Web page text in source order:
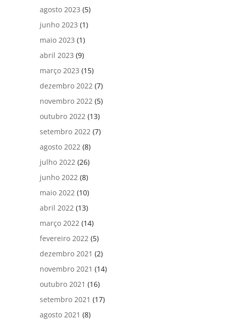
agosto 2023 (5)
junho 2023 (1)
maio 2023 (1)
abril 2023 (9)
março 2023 (15)
dezembro 2022 (7)
novembro 2022 (5)
outubro 2022 (13)
setembro 2022 (7)
agosto 2022 (8)
julho 2022 (26)
junho 2022 (8)
maio 2022 (10)
abril 2022 (13)
março 2022 (14)
fevereiro 2022 (5)
dezembro 2021 (2)
novembro 2021 (14)
outubro 2021 (16)
setembro 2021 (17)
agosto 2021 (8)